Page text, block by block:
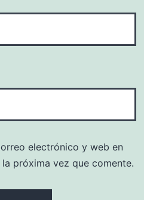
electrónico y web en
próxima vez que comente.